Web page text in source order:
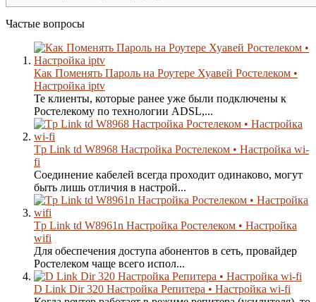
Частые вопросы
Как Поменять Пароль на Роутере Хуавей Ростелеком •
Настройка iptv
Те клиенты, которые ранее уже были подключены к
Ростелекому по технологии ADSL,...
Tp Link td W8968 Настройка Ростелеком • Настройка wi-
fi
Соединение кабелей всегда проходит одинаково, могут
быть лишь отличия в настрой...
Tp Link td W8961n Настройка Ростелеком • Настройка
wifi
Для обеспечения доступа абонентов в сеть, провайдер
Ростелеком чаще всего испол...
D Link Dir 320 Настройка Репитера • Настройка wi-fi